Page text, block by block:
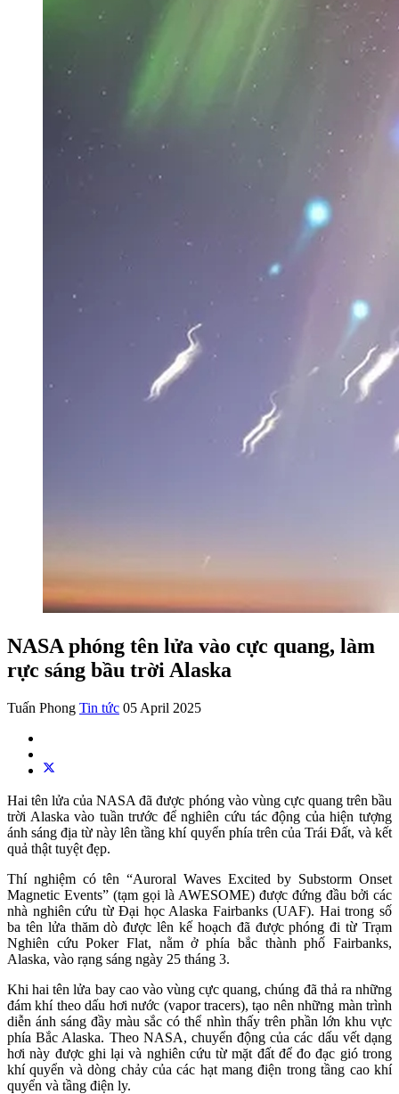
NASA phóng tên lửa vào cực quang, làm
rực sáng bầu trời Alaska
Tuấn Phong Tin tức 05 April 2025
Hai tên lửa của NASA đã được phóng vào vùng cực quang trên bầu
trời Alaska vào tuần trước để nghiên cứu tác động của hiện tượng
ánh sáng địa từ này lên tầng khí quyển phía trên của Trái Đất, và kết
quả thật tuyệt đẹp.
Thí nghiệm có tên “Auroral Waves Excited by Substorm Onset
Magnetic Events” (tạm gọi là AWESOME) được đứng đầu bởi các
nhà nghiên cứu từ Đại học Alaska Fairbanks (UAF). Hai trong số
ba tên lửa thăm dò được lên kế hoạch đã được phóng đi từ Trạm
Nghiên cứu Poker Flat, nằm ở phía bắc thành phố Fairbanks,
Alaska, vào rạng sáng ngày 25 tháng 3.
Khi hai tên lửa bay cao vào vùng cực quang, chúng đã thả ra những
đám khí theo dấu hơi nước (vapor tracers), tạo nên những màn trình
diễn ánh sáng đầy màu sắc có thể nhìn thấy trên phần lớn khu vực
phía Bắc Alaska. Theo NASA, chuyển động của các dấu vết dạng
hơi này được ghi lại và nghiên cứu từ mặt đất để đo đạc gió trong
khí quyển và dòng chảy của các hạt mang điện trong tầng cao khí
quyển và tầng điện ly.